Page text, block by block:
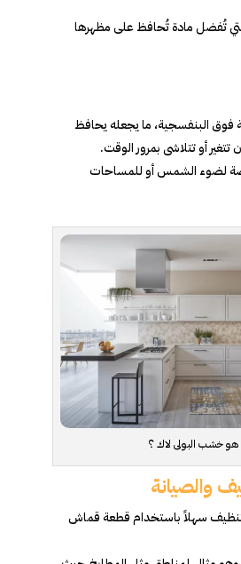
التي تُفضل مادة تُحافظ على مظهرها
فوق البنفسجية، ما يجعله يحافظ
تتغير أو تتلاشى بمرور الوقت.
لضوء الشمس أو للمساحات
هو خشب البولى لاك ؟
والصيانة
سهلاً باستخدام قطعة قماش